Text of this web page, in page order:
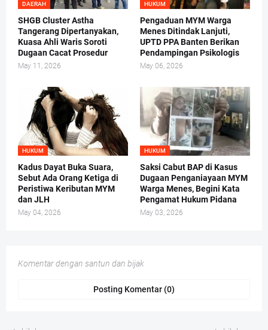
DAERAH
SHGB Cluster Astha
Tangerang Dipertanyakan,
Kuasa Ahli Waris Soroti
Dugaan Cacat Prosedur
May 11, 2026
HUKUM
Pengaduan MYM Warga
Menes Ditindak Lanjuti,
UPTD PPA Banten Berikan
Pendampingan Psikologis
May 06, 2026
HUKUM
Kadus Dayat Buka Suara,
Sebut Ada Orang Ketiga di
Peristiwa Keributan MYM
dan JLH
May 04, 2026
HUKUM
Saksi Cabut BAP di Kasus
Dugaan Penganiayaan MYM
Warga Menes, Begini Kata
Pengamat Hukum Pidana
May 03, 2026
Komentar dengan santun dan bijak
Posting Komentar (0)